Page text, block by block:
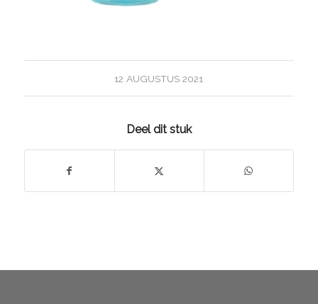
12 AUGUSTUS 2021
Deel dit stuk